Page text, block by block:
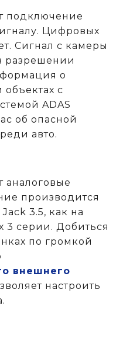
подключение
Цифровых
Сигнал с камеры
разрешении
о
c
ADAS
об опасной
авто.
аналоговые
производится
3.5, как на
3 серии. Добиться
по громкой
внешнего
настроить